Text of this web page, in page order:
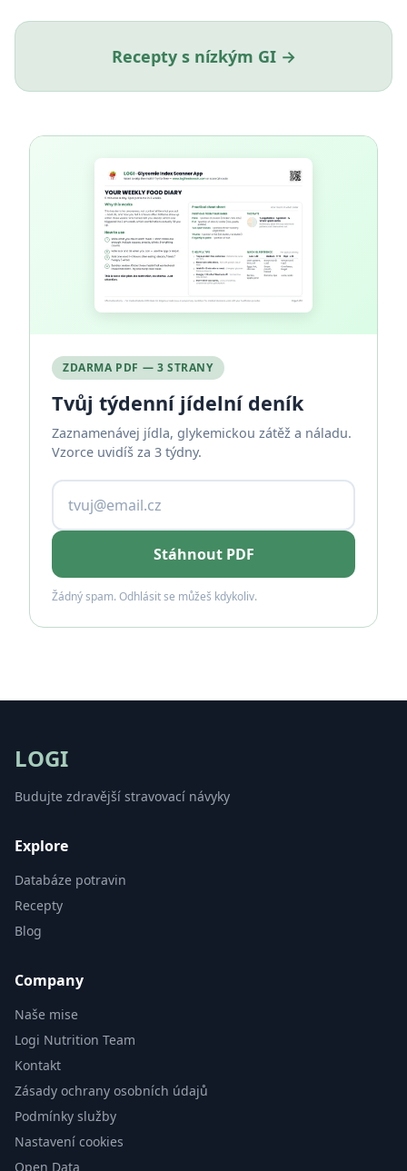
Recepty s nízkým GI →
ZDARMA PDF — 3 STRANY
Tvůj týdenní jídelní deník
Zaznamenávej jídla, glykemickou zátěž a náladu.
Vzorce uvidíš za 3 týdny.
Stáhnout PDF
Žádný spam. Odhlásit se můžeš kdykoliv.
LOGI
Budujte zdravější stravovací návyky
Explore
Databáze potravin
Recepty
Blog
Company
Naše mise
Logi Nutrition Team
Kontakt
Zásady ochrany osobních údajů
Podmínky služby
Nastavení cookies
Open Data